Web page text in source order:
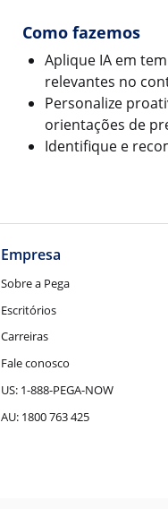
Como fazemos
Aplique IA em
relevantes no
Personalize
orientações de
Identifique e
Empresa
Sobre a Pega
Escritórios
Carreiras
Fale conosco
US: 1-888-PEGA-NOW
AU: 1800 763 425